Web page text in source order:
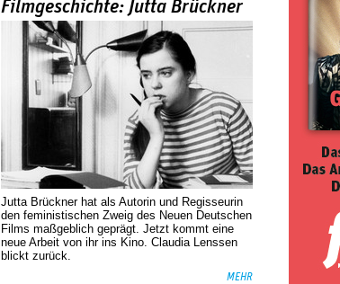
Filmgeschichte: Jutta Brückner
Jutta Brückner hat als Autorin und Regisseurin
den feministischen Zweig des Neuen Deutschen
Films maßgeblich geprägt. Jetzt kommt eine
neue Arbeit von ihr ins Kino. Claudia Lenssen
blickt zurück.
MEHR